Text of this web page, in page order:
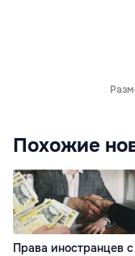
Похожие
Права иностранцев с